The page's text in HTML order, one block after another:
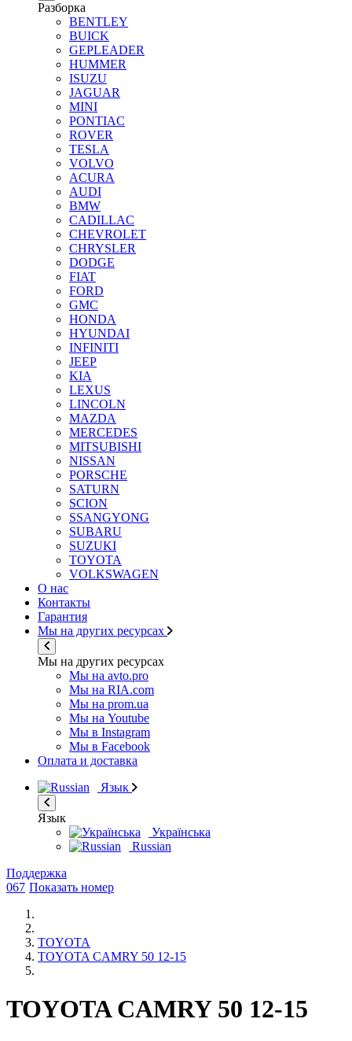
Разборка
BENTLEY
BUICK
GEPLEADER
HUMMER
ISUZU
JAGUAR
MINI
PONTIAC
ROVER
TESLA
VOLVO
ACURA
AUDI
BMW
CADILLAC
CHEVROLET
CHRYSLER
DODGE
FIAT
FORD
GMC
HONDA
HYUNDAI
INFINITI
JEEP
KIA
LEXUS
LINCOLN
MAZDA
MERCEDES
MITSUBISHI
NISSAN
PORSCHE
SATURN
SCION
SSANGYONG
SUBARU
SUZUKI
TOYOTA
VOLKSWAGEN
О нас
Контакты
Гарантия
Мы на других ресурсах
Мы на других ресурсах
Мы на avto.pro
Мы на RIA.com
Мы на prom.ua
Мы на Youtube
Мы в Instagram
Мы в Facebook
Оплата и доставка
Язык
Язык
Українська
Russian
Поддержка
067 Показать номер
TOYOTA
TOYOTA CAMRY 50 12-15
TOYOTA CAMRY 50 12-15